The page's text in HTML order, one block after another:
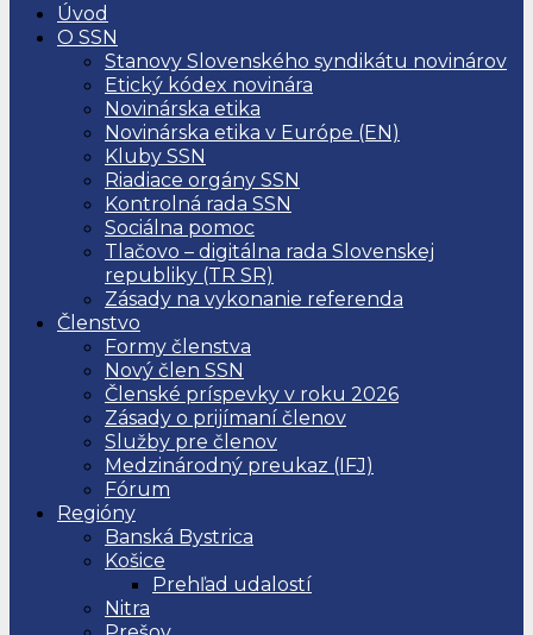
Úvod
O SSN
Stanovy Slovenského syndikátu novinárov
Etický kódex novinára
Novinárska etika
Novinárska etika v Európe (EN)
Kluby SSN
Riadiace orgány SSN
Kontrolná rada SSN
Sociálna pomoc
Tlačovo – digitálna rada Slovenskej
republiky (TR SR)
Zásady na vykonanie referenda
Členstvo
Formy členstva
Nový člen SSN
Členské príspevky v roku 2026
Zásady o prijímaní členov
Služby pre členov
Medzinárodný preukaz (IFJ)
Fórum
Regióny
Banská Bystrica
Košice
Prehľad udalostí
Nitra